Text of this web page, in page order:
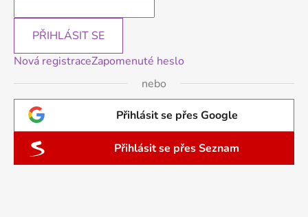
PŘIHLÁSIT SE
Nová registraceZapomenuté heslo
nebo
Přihlásit se přes Google
Přihlásit se přes Seznam